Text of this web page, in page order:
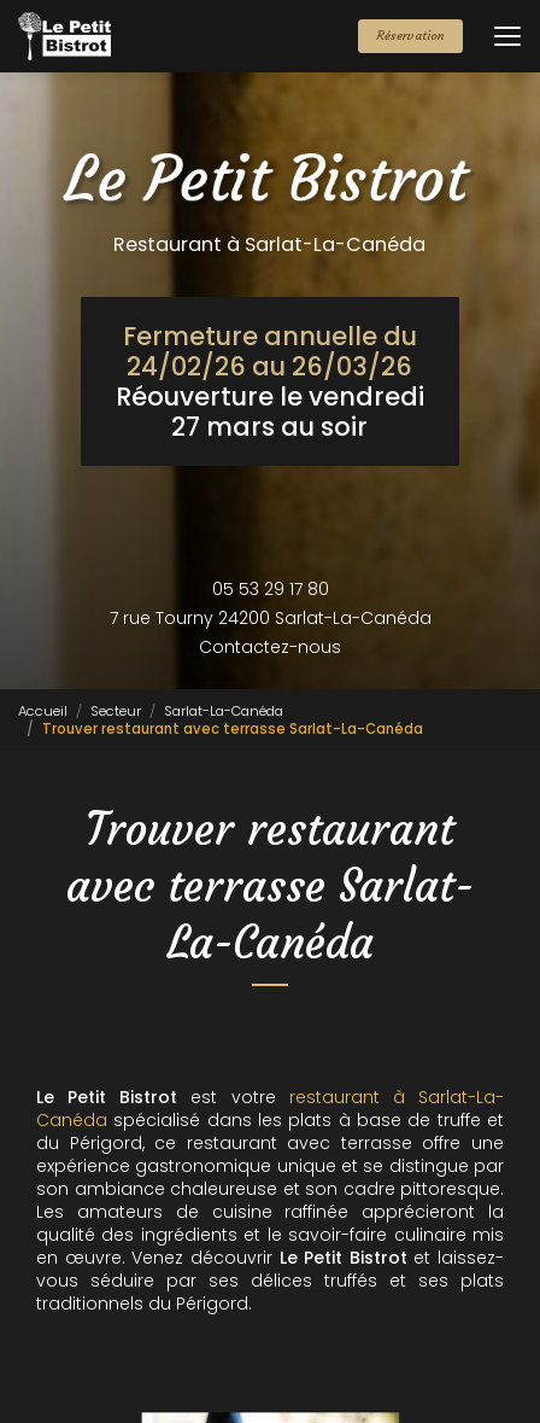
Aller
au
contenu
principal
Réservation
Restaurant à Sarlat-La-Canéda
Fermeture annuelle du
24/02/26 au 26/03/26
Réouverture le vendredi
27 mars au soir
05 53 29 17 80
7 rue Tourny 24200 Sarlat-La-Canéda
Contactez-nous
Accueil Secteur
Sarlat-La-Canéda
Trouver restaurant avec terrasse Sarlat-La-Canéda
Trouver restaurant
avec terrasse Sarlat-
La-Canéda
Le Petit Bistrot est votre restaurant à Sarlat-La-
Canéda spécialisé dans les plats à base de truffe et
du Périgord, ce restaurant avec terrasse offre une
expérience gastronomique unique et se distingue par
son ambiance chaleureuse et son cadre pittoresque.
Les amateurs de cuisine raffinée apprécieront la
qualité des ingrédients et le savoir-faire culinaire mis
en œuvre. Venez découvrir Le Petit Bistrot et laissez-
vous séduire par ses délices truffés et ses plats
traditionnels du Périgord.